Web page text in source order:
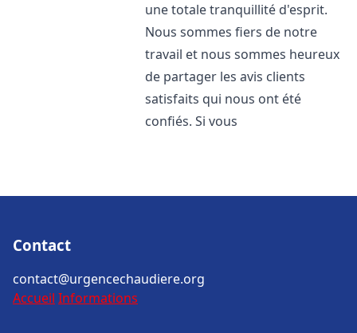
une totale tranquillité d'esprit.
Nous sommes fiers de notre
travail et nous sommes heureux
de partager les avis clients
satisfaits qui nous ont été
confiés. Si vous
Contact
contact@urgencechaudiere.org
Accueil Informations